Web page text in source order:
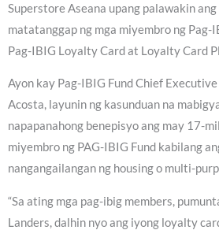
Superstore Aseana upang palawakin
matatanggap ng mga miyembro ng Pag-
Pag-IBIG Loyalty Card at Loyalty Card
Ayon kay Pag-IBIG Fund Chief
Acosta, layunin ng kasunduan na
napapanahong benepisyo ang may 17-
miyembro ng PAG-IBIG Fund kabilang
nangangailangan ng housing o multi-
“Sa ating mga pag-ibig members,
Landers, dalhin nyo ang iyong loyalty